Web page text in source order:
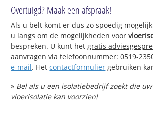
Overtuigd? Maak een afspraak!
Als u belt komt er dus zo spoedig
u langs om de mogelijkheden voor
bespreken. U kunt hetgratis
aanvragen via telefoonnummer: 0519-
e-mail. Hetcontactformulier gebruiken
» Bel als u een isolatiebedrijf zoekt die
vloerisolatie kan voorzien!